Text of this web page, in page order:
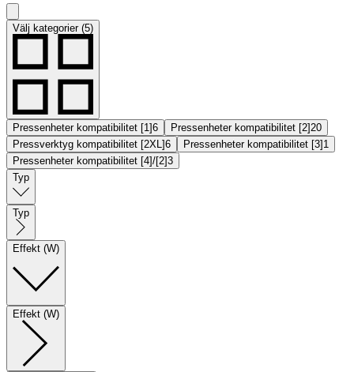
Välj kategorier (5)
Pressenheter kompatibilitet [1]6 Pressenheter kompatibilitet [2] 20
Pressverktyg kompatibilitet [2XL]6 Pressenheter kompatibilitet [3] 1
Pressenheter kompatibilitet [4]/[2]3
Typ
Typ
Effekt (W)
Effekt (W)